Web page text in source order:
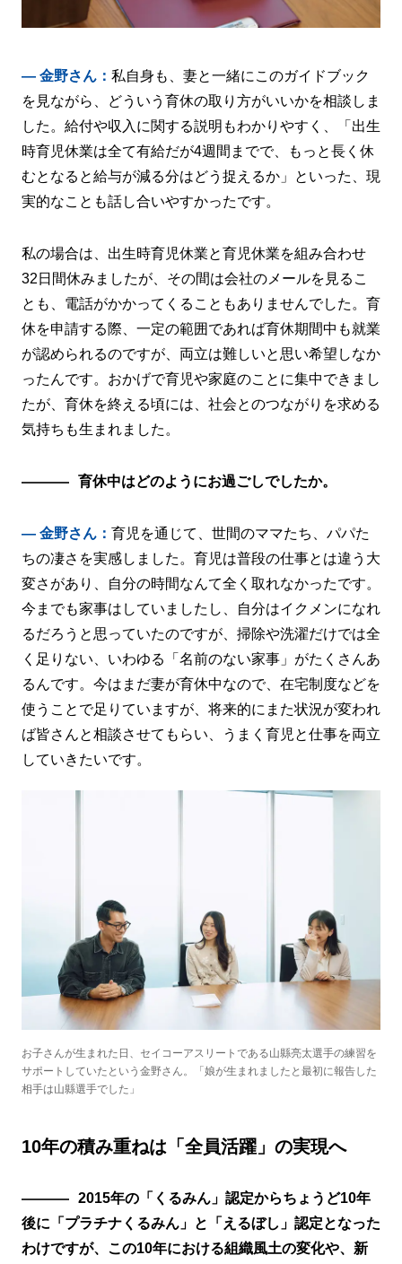
― 金野さん： 私自身も、妻と一緒にこのガイドブック
を見ながら、どういう育休の取り方がいいかを相談しま
した。給付や収入に関する説明もわかりやすく、「出生
時育児休業は全て有給だが4週間までで、もっと長く休
むとなると給与が減る分はどう捉えるか」といった、現
実的なことも話し合いやすかったです。
私の場合は、出生時育児休業と育児休業を組み合わせ
32日間休みましたが、その間は会社のメールを見るこ
とも、電話がかかってくることもありませんでした。育
休を申請する際、一定の範囲であれば育休期間中も就業
が認められるのですが、両立は難しいと思い希望しなか
ったんです。おかげで育児や家庭のことに集中できまし
たが、育休を終える頃には、社会とのつながりを求める
気持ちも生まれました。
育休中はどのようにお過ごしでしたか。
― 金野さん： 育児を通じて、世間のママたち、パパた
ちの凄さを実感しました。育児は普段の仕事とは違う大
変さがあり、自分の時間なんて全く取れなかったです。
今までも家事はしていましたし、自分はイクメンになれ
るだろうと思っていたのですが、掃除や洗濯だけでは全
く足りない、いわゆる「名前のない家事」がたくさんあ
るんです。今はまだ妻が育休中なので、在宅制度などを
使うことで足りていますが、将来的にまた状況が変われ
ば皆さんと相談させてもらい、うまく育児と仕事を両立
していきたいです。
お子さんが生まれた日、セイコーアスリートである山縣亮太選手の練習を
サポートしていたという金野さん。「娘が生まれましたと最初に報告した
相手は山縣選手でした」
10年の積み重ねは「全員活躍」の実現へ
2015年の「くるみん」認定からちょうど10年
後に「プラチナくるみん」と「えるぼし」認定となった
わけですが、この10年における組織風土の変化や、新